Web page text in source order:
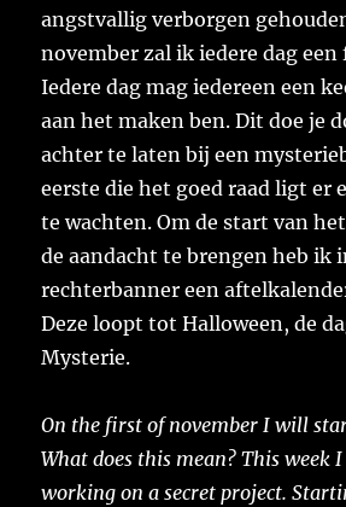
angstvallig verborgen
november zal ik iedere dag
Iedere dag mag iedereen een
aan het maken ben. Dit doe je
achter te laten bij een
eerste die het goed raad ligt er
te wachten. Om de start van
de aandacht te brengen heb ik
rechterbanner een
Deze loopt tot Halloween, de
Mysterie.
On the first of november I will
What does this mean? This week I
working on a secret project.